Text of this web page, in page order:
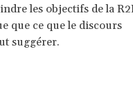
les objectifs de la
que ce que le discours
suggérer.